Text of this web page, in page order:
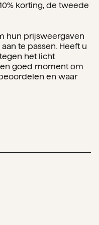
korting, de tweede
hun prijsweergaven
te passen. Heeft u
het licht
goed moment om
en waar